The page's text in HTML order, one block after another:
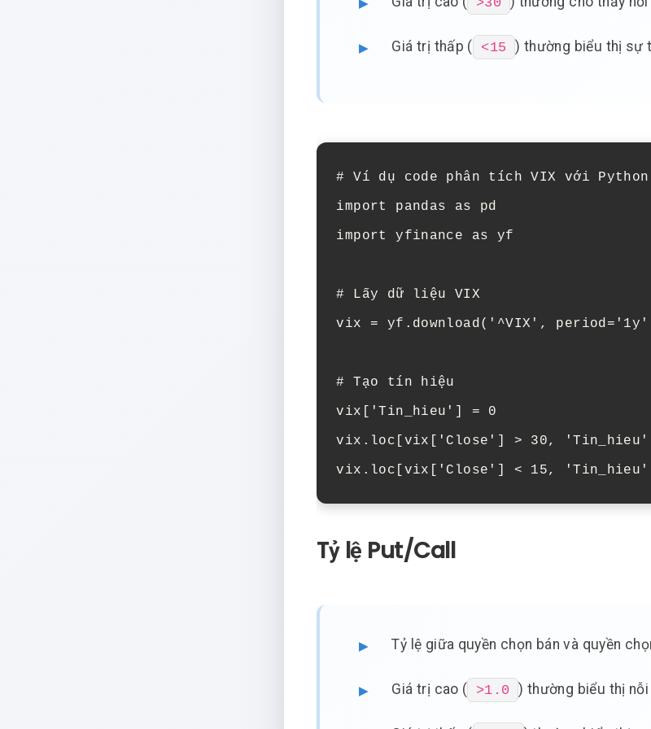
Giá trị thấp ( <15 ) thường biểu thị sự
# Ví dụ code phân tích VIX với Python
import pandas as pd
import yfinance as yf
# Lấy dữ liệu VIX
vix = yf.download('^VIX',
# Tạo tín hiệu
vix['Tin_hieu'] = 0
vix.loc[vix['Close'] > 30, 'Tin_hieu']
vix.loc[vix['Close'] < 15,
Tỷ lệ Put/Call
Tỷ lệ giữa quyền chọn bán và quyền
Giá trị cao ( >1.0 ) thường biểu thị